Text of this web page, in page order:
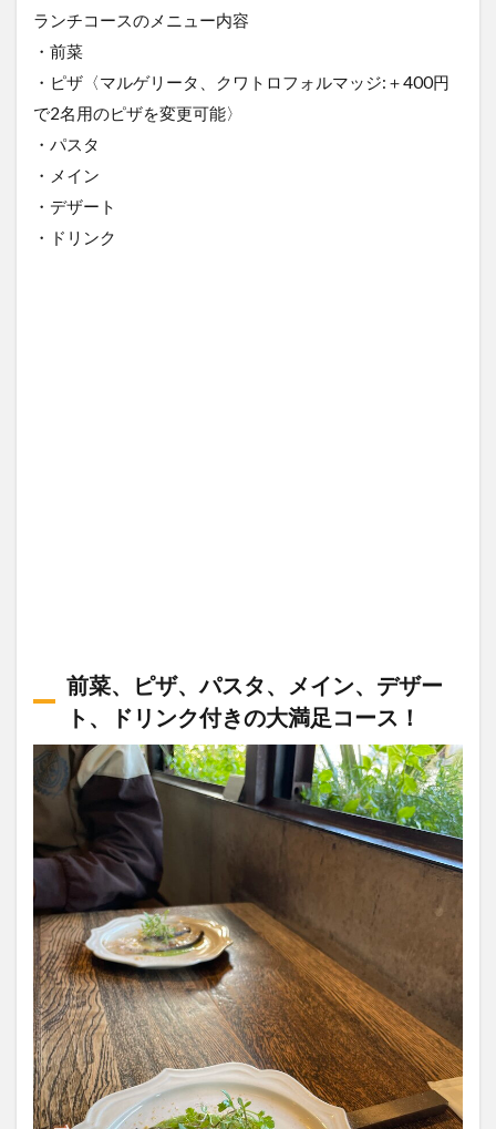
ランチコースのメニュー内容
・前菜
・ピザ〈マルゲリータ、クワトロフォルマッジ:＋400円
で2名用のピザを変更可能〉
・パスタ
・メイン
・デザート
・ドリンク
前菜、ピザ、パスタ、メイン、デザー
ト、ドリンク付きの大満足コース！